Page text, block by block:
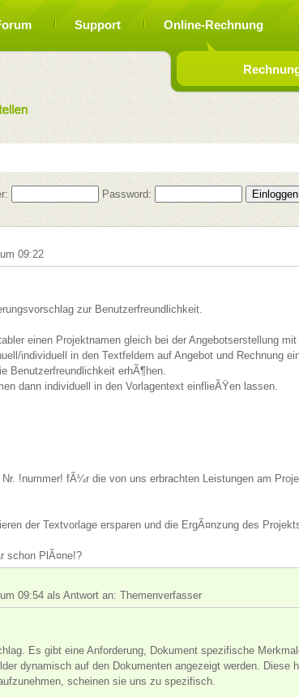
Support Online-Rechnung
Password:
09:22
zur Benutzerfreundlichkeit.
einen Projektnamen gleich bei der Angebotserstellung
individuell in den Textfeldern auf Angebot und Rechnung
Benutzerfreundlichkeit erhÃ¶hen.
dann individuell in den Vorlagentext einflieÃŸen lassen.
!nummer! fÃ¼r die von uns erbrachten Leistungen am
der Textvorlage ersparen und die ErgÃ¤nzung des
schon PlÃ¤ne!?
09:54 als Antwort an: Themenverfasser
Es gibt eine Anforderung, Dokument spezifische
dynamisch auf den Dokumenten angezeigt werden.
scheinen sie uns zu spezifisch.